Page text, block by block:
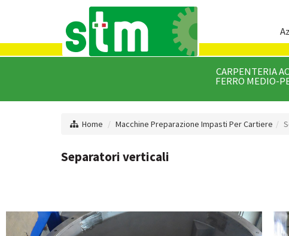
CARPENTERIA
FERRO MEDIO-
Home Macchine Preparazione Impasti Per Cartiere
Separatori verticali